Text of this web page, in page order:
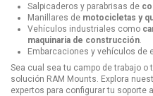
Salpicaderos y parabrisas de
Manillares de motocicletas y
Vehículos industriales como
maquinaria de construcción
Embarcaciones y vehículos de
Sea cual sea tu campo de trabajo o
solución RAM Mounts. Explora
expertos para configurar tu soporte